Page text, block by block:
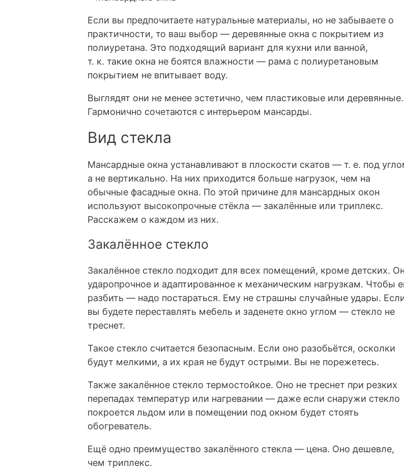
Если вы предпочитаете натуральные материалы, но не забываете о
практичности, то ваш выбор — деревянные окна с покрытием из
полиуретана. Это подходящий вариант для кухни или ванной,
т. к. такие окна не боятся влажности — рама с полиуретановым
покрытием не впитывает воду.
Выглядят они не менее эстетично, чем пластиковые или деревянные.
Гармонично сочетаются с интерьером мансарды.
Вид стекла
Мансардные окна устанавливают в плоскости скатов — т. е. под
а не вертикально. На них приходится больше нагрузок, чем на
обычные фасадные окна. По этой причине для мансардных окон
используют высокопрочные стёкла — закалённые или триплекс.
Расскажем о каждом из них.
Закалённое стекло
Закалённое стекло подходит для всех помещений, кроме детских.
ударопрочное и адаптированное к механическим нагрузкам. Чтобы
разбить — надо постараться. Ему не страшны случайные удары.
вы будете переставлять мебель и заденете окно углом — стекло не
треснет.
Такое стекло считается безопасным. Если оно разобьётся, осколки
будут мелкими, а их края не будут острыми. Вы не порежетесь.
Также закалённое стекло термостойкое. Оно не треснет при резких
перепадах температур или нагревании — даже если снаружи стекло
покроется льдом или в помещении под окном будет стоять
обогреватель.
Ещё одно преимущество закалённого стекла — цена. Оно дешевле,
чем триплекс.